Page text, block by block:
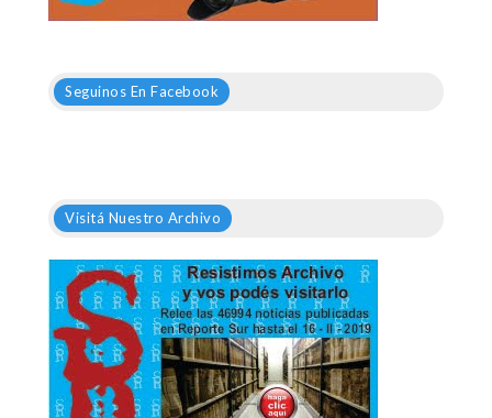
Seguinos En Facebook
Visitá Nuestro Archivo